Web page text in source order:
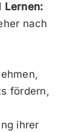
Lernen:
nach
fördern,
ihrer